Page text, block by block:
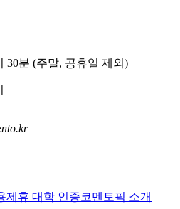
30분 (주말, 공휴일 제외)
제휴 대학 인증코멘토픽 소개